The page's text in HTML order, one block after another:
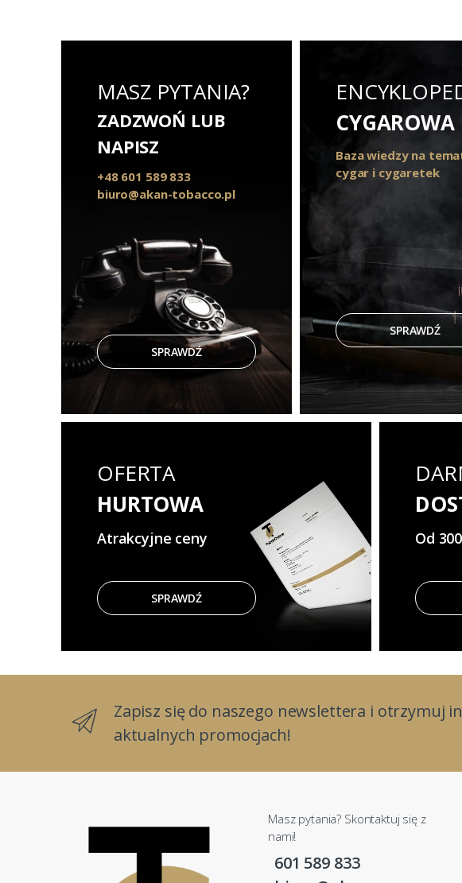
MASZ PYTANIA?
ZADZWOŃ LUB
NAPISZ
+48 601 589 833
biuro@akan-tobacco.pl
SPRAWDŹ
CYGAROWA
Baza wiedzy na
cygar i cygaretek
SPRAWDŹ
OFERTA
HURTOWA
Atrakcyjne ceny
SPRAWDŹ
Od
Zapisz się do naszego newslettera i otrzymuj
aktualnych promocjach!
Masz pytania? Skontaktuj się z
nami!
601 589 833